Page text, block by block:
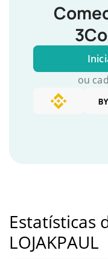
ou
Estatísticas
LOJAKPAUL